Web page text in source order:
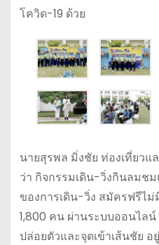
โควิด-19 ด้วย
นายสุรพล มิ่งชัย ท่องเที่ยว
ว่า กิจกรรมเดิน-วิ่งกินลมช
ของการเดิน-วิ่ง สมัครฟรีไ
1,800 คน ผ่านระบบออนไล
ปล่อยตัวและจุดเข้าเส้นชัย